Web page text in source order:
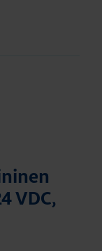
VDC,